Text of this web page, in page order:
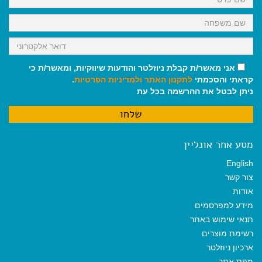
אני מאשר/ת קבלת ניוזלטר והודעות שיווקיות, ומאשר/ת כי
קראתי והסכמתי לתקנון האתר ולמדיניות הפרטיות.
ניתן לבטל את ההרשמה בכל עת
מסע אחר אונליין
English
צור קשר
אודות
מידע למפרסמים
תנאי שימוש באתר
רשימת מוצרים
ארכיון ניוזלטר